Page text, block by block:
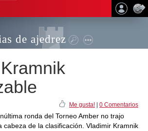
de ajedrez
Me gusta! 0 Comentarios
ronda del Torneo Amber no trajo
cabeza de la clasificación. Vladimir Kramnik